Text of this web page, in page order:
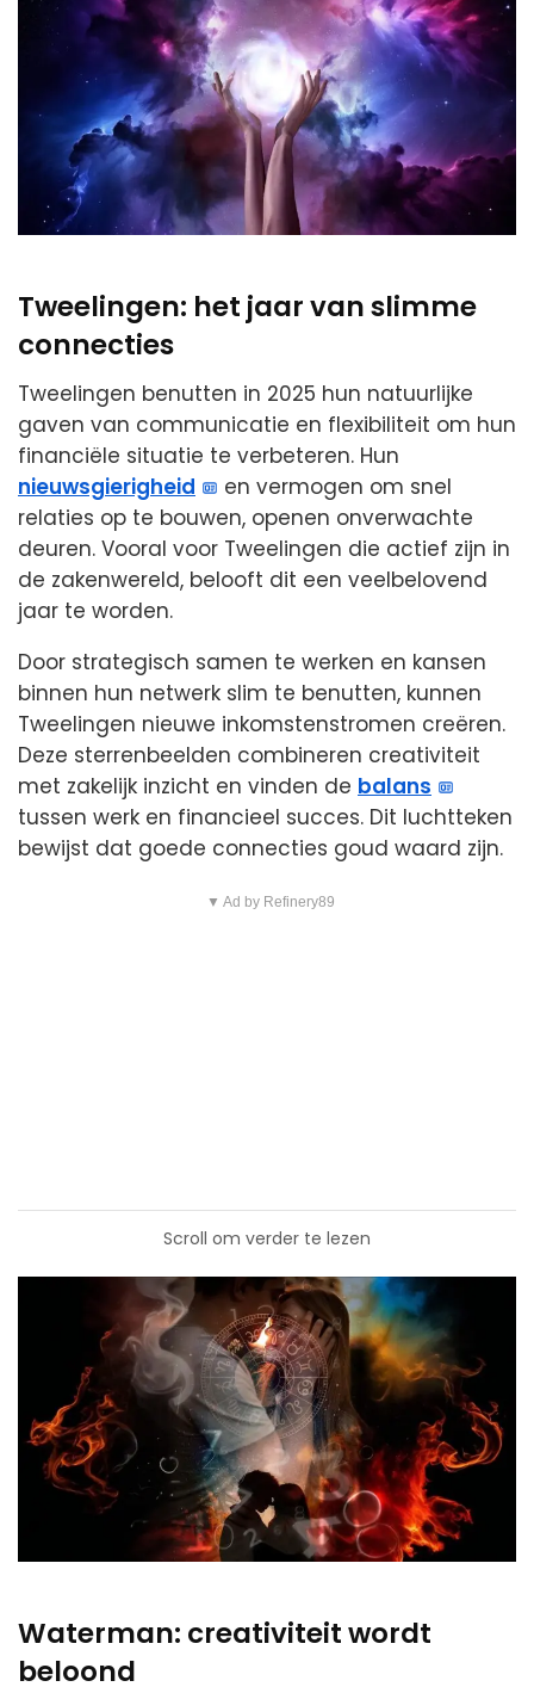
Tweelingen: het jaar van slimme
connecties
Tweelingen benutten in 2025 hun natuurlijke
gaven van communicatie en flexibiliteit om hun
financiële situatie te verbeteren. Hun
nieuwsgierigheid
en vermogen om snel
relaties op te bouwen, openen onverwachte
deuren. Vooral voor Tweelingen die actief zijn in
de zakenwereld, belooft dit een veelbelovend
jaar te worden.
Door strategisch samen te werken en kansen
binnen hun netwerk slim te benutten, kunnen
Tweelingen nieuwe inkomstenstromen creëren.
Deze sterrenbeelden combineren creativiteit
met zakelijk inzicht en vinden de balans
tussen werk en financieel succes. Dit luchtteken
bewijst dat goede connecties goud waard zijn.
▼ Ad by Refinery89
Scroll om verder te lezen
Waterman: creativiteit wordt
beloond